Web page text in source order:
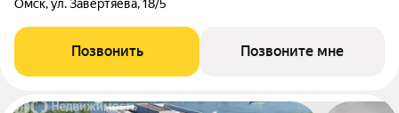
Омск, ул. Завертяева, 18/5
Позвонить Позвоните мне